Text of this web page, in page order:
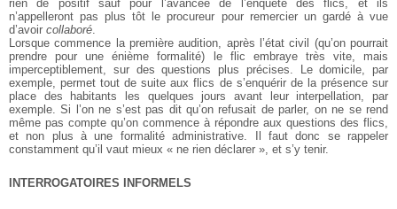
rien de positif sauf pour l’avancée de l’enquête des flics, et ils
n’appelleront pas plus tôt le procureur pour remercier un gardé à vue
d’avoir collaboré.
Lorsque commence la première audition, après l’état civil (qu’on pourrait
prendre pour une énième formalité) le flic embraye très vite, mais
imperceptiblement, sur des questions plus précises. Le domicile, par
exemple, permet tout de suite aux flics de s’enquérir de la présence sur
place des habitants les quelques jours avant leur interpellation, par
exemple. Si l’on ne s’est pas dit qu’on refusait de parler, on ne se rend
même pas compte qu’on commence à répondre aux questions des flics,
et non plus à une formalité administrative. Il faut donc se rappeler
constamment qu’il vaut mieux « ne rien déclarer », et s’y tenir.
INTERROGATOIRES INFORMELS